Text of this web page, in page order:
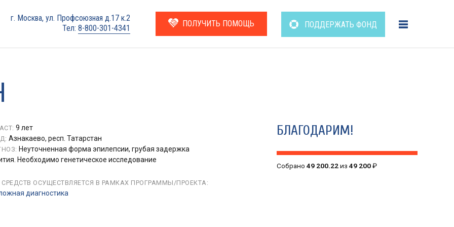
г. Москва, ул. Профсоюзная д.17 к.2
Тел: 8-800-301-4341 ПОЛУЧИТЬ ПОМОЩЬ ПОДДЕРЖАТЬ ФОНД
9 лет
Азнакаево, респ. Татарстан
Неуточненная форма эпилепсии, грубая задержка
Необходимо генетическое исследование
СРЕДСТВ ОСУЩЕСТВЛЯЕТСЯ В РАМКАХ ПРОГРАММЫ/ПРОЕКТА:
диагностика
БЛАГОДАРИМ!
Собрано49 200.22из49 200₽